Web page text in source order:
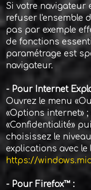
Si votre navigateur
refuser l'ensemble
pas par exemple
de fonctions
paramétrage est
navigateur.
- Pour Internet
Ouvrez le menu
«Options internet»
«Confidentialité»
choisissez le
explications avec le
https://
- Pour Firefox™ :